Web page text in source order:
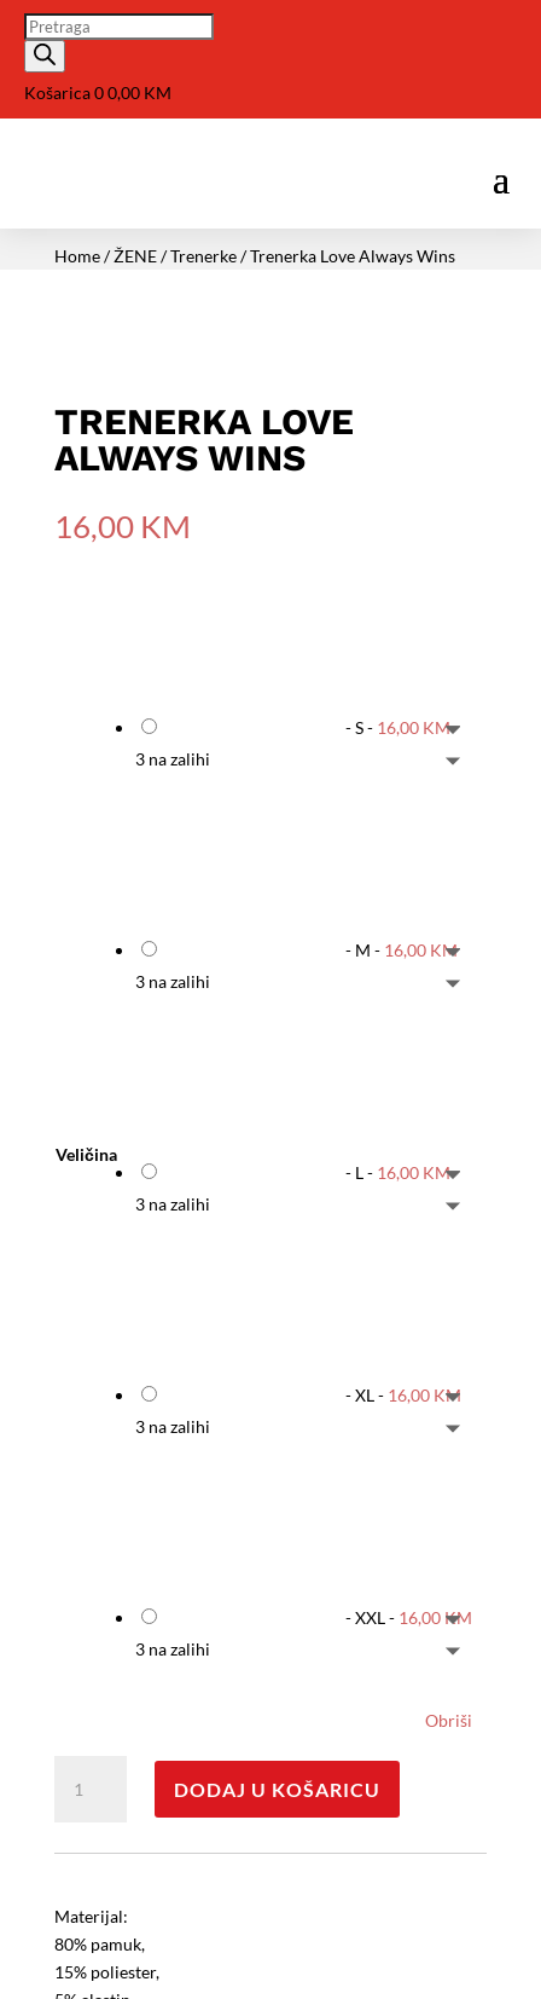
Pretraga
Košarica00,00 KM
Home/ŽENE/Trenerke/ Trenerka Love Always Wins
TRENERKA LOVE
ALWAYS WINS
16,00 KM
Veličina
-S- 16,00 KM
3 na zalihi
- M - 16,00 KM
3 na zalihi
- L- 16,00 KM
3 na zalihi
-XL- 16,00 KM
3 na zalihi
-XXL- 16,00 KM
3 na zalihi
Obriši
Love
Wins
DODAJ U KOŠARICU
Materijal:
80% pamuk,
15% poliester,